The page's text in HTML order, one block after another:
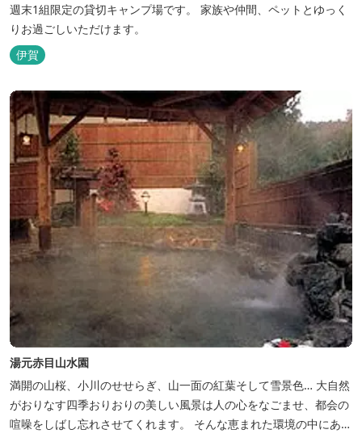
週末1組限定の貸切キャンプ場です。 家族や仲間、ペットとゆっく
りお過ごしいただけます。
伊賀
湯元赤目山水園
満開の山桜、小川のせせらぎ、山一面の紅葉そして雪景色… 大自然
がおりなす四季おりおりの美しい風景は人の心をなごませ、都会の
喧噪をしばし忘れさせてくれます。 そんな恵まれた環境の中にあ